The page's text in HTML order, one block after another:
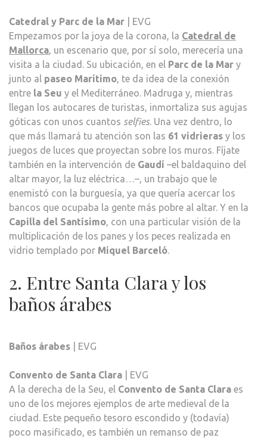
Catedral y Parc de la Mar | EVG
Empezamos por la joya de la corona, la Catedral de
Mallorca, un escenario que, por sí solo, merecería una
visita a la ciudad. Su ubicación, en el Parc de la Mar y
junto al paseo Marítimo, te da idea de la conexión
entre la Seu y el Mediterráneo. Madruga y, mientras
llegan los autocares de turistas, inmortaliza sus agujas
góticas con unos cuantos selfies. Una vez dentro, lo
que más llamará tu atención son las 61 vidrieras y los
juegos de luces que proyectan sobre los muros. Fíjate
también en la intervención de Gaudí –el baldaquino del
altar mayor, la luz eléctrica…–, un trabajo que le
enemistó con la burguesía, ya que quería acercar los
bancos que ocupaba la gente más pobre al altar. Y en la
Capilla del Santísimo, con una particular visión de la
multiplicación de los panes y los peces realizada en
vidrio templado por Miquel Barceló.
2. Entre Santa Clara y los
baños árabes
Baños árabes | EVG
Convento de Santa Clara | EVG
A la derecha de la Seu, el Convento de Santa Clara es
uno de los mejores ejemplos de arte medieval de la
ciudad. Este pequeño tesoro escondido y (todavía)
poco masificado, es también un remanso de paz